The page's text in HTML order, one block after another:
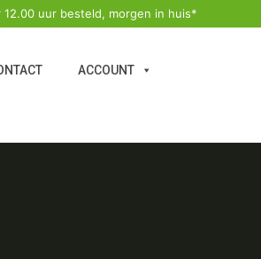
12.00 uur besteld, morgen in huis*
ACCOUNT